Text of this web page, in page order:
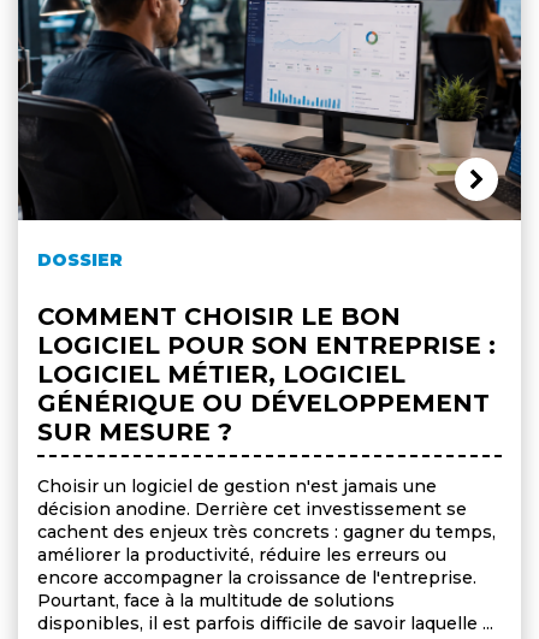
DOSSIER
COMMENT CHOISIR LE BON
LOGICIEL POUR SON ENTREPRISE :
LOGICIEL MÉTIER, LOGICIEL
GÉNÉRIQUE OU DÉVELOPPEMENT
SUR MESURE ?
Choisir un logiciel de gestion n'est jamais une
décision anodine. Derrière cet investissement se
cachent des enjeux très concrets : gagner du temps,
améliorer la productivité, réduire les erreurs ou
encore accompagner la croissance de l'entreprise.
Pourtant, face à la multitude de solutions
disponibles, il est parfois difficile de savoir laquelle ...